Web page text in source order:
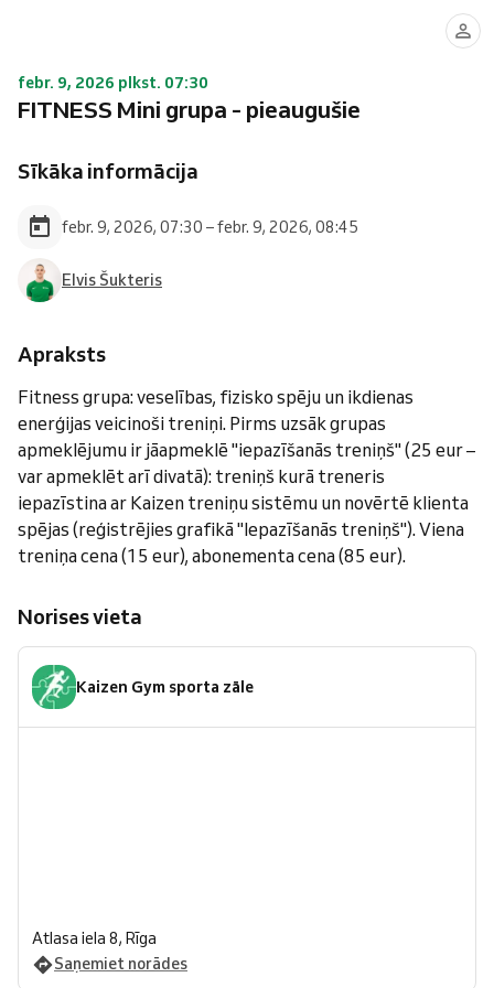
febr. 9, 2026 plkst. 07:30
FITNESS Mini grupa - pieaugušie
Sīkāka informācija
febr. 9, 2026, 07:30 – febr. 9, 2026, 08:45
Elvis Šukteris
Apraksts
Fitness grupa: veselības, fizisko spēju un ikdienas
enerģijas veicinoši treniņi. Pirms uzsāk grupas
apmeklējumu ir jāapmeklē "iepazīšanās treniņš" (25 eur –
var apmeklēt arī divatā): treniņš kurā treneris
iepazīstina ar Kaizen treniņu sistēmu un novērtē klienta
spējas (reģistrējies grafikā "Iepazīšanās treniņš"). Viena
treniņa cena (15 eur), abonementa cena (85 eur).
Norises vieta
Kaizen Gym sporta zāle
Atlasa iela 8, Rīga
Saņemiet norādes